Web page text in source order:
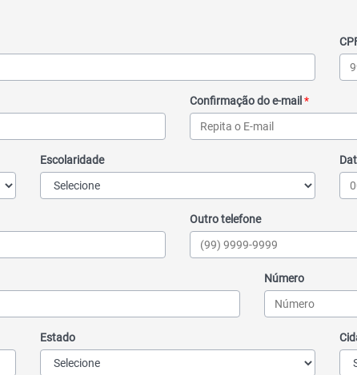
Confirmação do e-mail *
Escolaridade
Outro telefone
Número
Estado